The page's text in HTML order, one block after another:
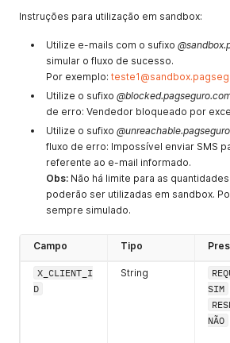
Instruções para utilização em sandbox:
Utilize e-mails com o sufixo
simular o fluxo de sucesso.
Por exemplo:
Utilize o sufixo
de erro: Vendedor bloqueado por
Utilize o sufixo
fluxo de erro: Impossível enviar SMS
referente ao e-mail informado.
Obs: Não há limite para as
poderão ser utilizadas em sandbox.
sempre simulado.
Campo Tipo
X_CLIENT_I
D
String
SIM
NÃO